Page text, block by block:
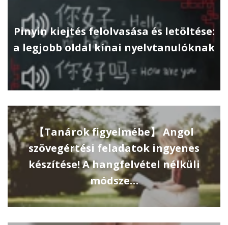
Pinyin kiejtés felolvasása és letöltése:
a legjobb oldal kínai nyelvtanulóknak
【Tanárok figyelmébe】 Angol
szövegértési feladatok ingyenes
készítése! A hangfelvétel nélküli
módsze…